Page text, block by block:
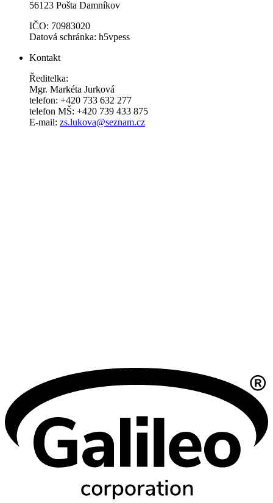
56123 Pošta Damníkov
IČO: 70983020
Datová schránka: h5vpess
Kontakt
Ředitelka:
Mgr. Markéta Jurková
telefon: +420 733 632 277
telefon MŠ: +420 739 433 875
E-mail: zs.lukova@seznam.cz